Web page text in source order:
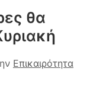
θα
Επικαιρότητα